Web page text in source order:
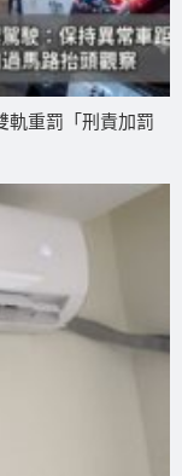
軌重罰「刑責加罰